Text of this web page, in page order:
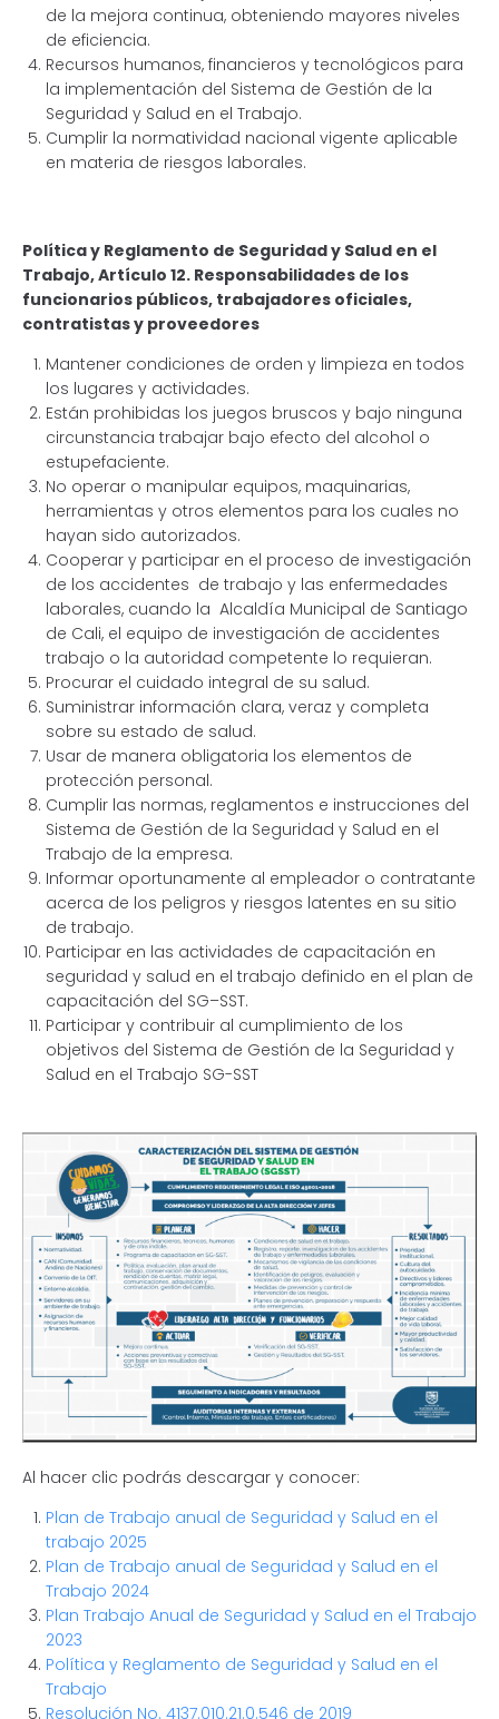
de la mejora continua, obteniendo mayores niveles
de eficiencia.
Recursos humanos, financieros y tecnológicos para
la implementación del Sistema de Gestión de la
Seguridad y Salud en el Trabajo.
Cumplir la normatividad nacional vigente aplicable
en materia de riesgos laborales.
Política y Reglamento de Seguridad y Salud en el
Trabajo, Artículo 12. Responsabilidades de los
funcionarios públicos, trabajadores oficiales,
contratistas y proveedores
Mantener condiciones de orden y limpieza en todos
los lugares y actividades.
Están prohibidas los juegos bruscos y bajo ninguna
circunstancia trabajar bajo efecto del alcohol o
estupefaciente.
No operar o manipular equipos, maquinarias,
herramientas y otros elementos para los cuales no
hayan sido autorizados.
Cooperar y participar en el proceso de investigación
de los accidentes de trabajo y las enfermedades
laborales, cuando la Alcaldía Municipal de Santiago
de Cali, el equipo de investigación de accidentes
trabajo o la autoridad competente lo requieran.
Procurar el cuidado integral de su salud.
Suministrar información clara, veraz y completa
sobre su estado de salud.
Usar de manera obligatoria los elementos de
protección personal.
Cumplir las normas, reglamentos e instrucciones del
Sistema de Gestión de la Seguridad y Salud en el
Trabajo de la empresa.
Informar oportunamente al empleador o contratante
acerca de los peligros y riesgos latentes en su sitio
de trabajo.
Participar en las actividades de capacitación en
seguridad y salud en el trabajo definido en el plan de
capacitación del SG–SST.
Participar y contribuir al cumplimiento de los
objetivos del Sistema de Gestión de la Seguridad y
Salud en el Trabajo SG-SST
Al hacer clic podrás descargar y conocer:
Plan de Trabajo anual de Seguridad y Salud en el
trabajo 2025
Plan de Trabajo anual de Seguridad y Salud en el
Trabajo 2024
Plan Trabajo Anual de Seguridad y Salud en el Trabajo
2023
Política y Reglamento de Seguridad y Salud en el
Trabajo
Resolución No. 4137.010.21.0.546 de 2019